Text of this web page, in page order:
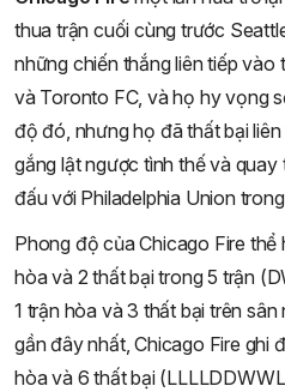
thua trận cuối cùng trước
những chiến thắng liên tiếp
và Toronto FC, và họ hy vọng
độ đó, nhưng họ đã thất bại
gắng lật ngược tình thế và quay
đấu với Philadelphia Union
Phong độ của Chicago Fire thể
hòa và 2 thất bại trong 5 trận
1 trận hòa và 3 thất bại trên
gần đây nhất, Chicago Fire ghi
hòa và 6 thất bại